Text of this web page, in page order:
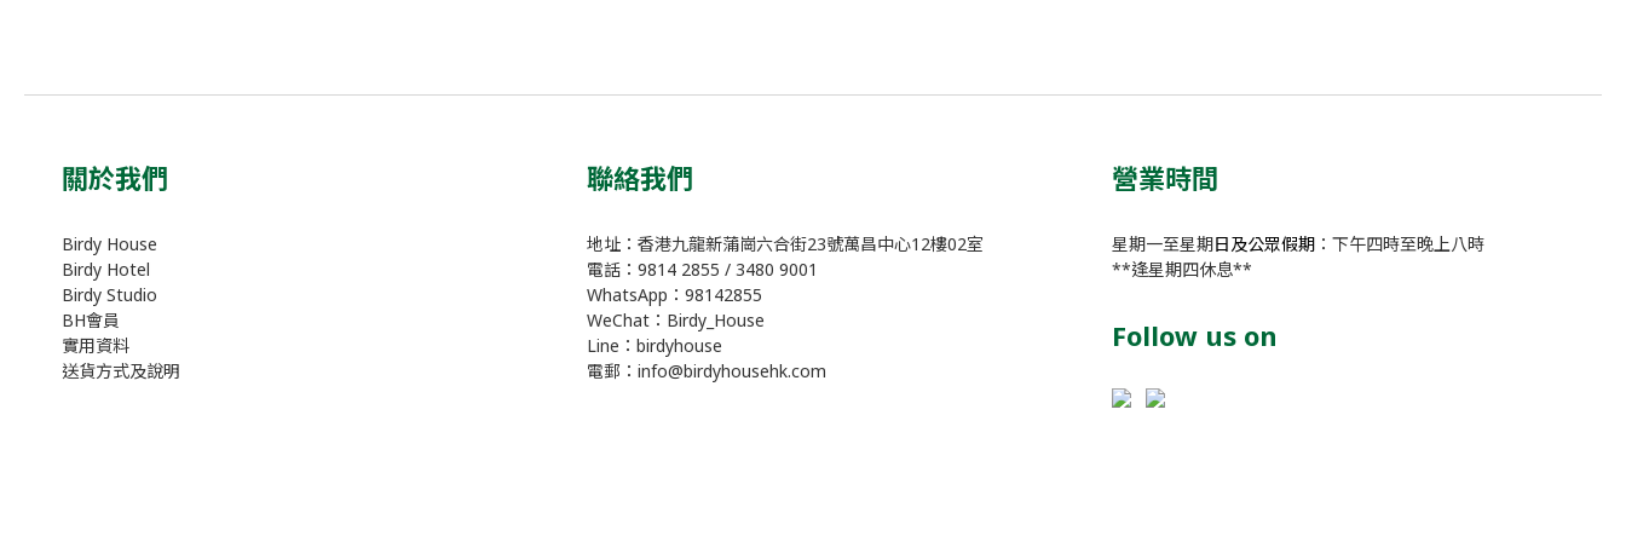
關於我們
Birdy House
Birdy Hotel
Birdy Studio
BH會員
實用資料
送貨方式及說明
聯絡我們
地址：香港九龍新蒲崗六合街23號萬昌中心12樓02室
電話：9814 2855 / 3480 9001
WhatsApp：98142855
WeChat：Birdy_House
Line：birdyhouse
電郵：info@birdyhousehk.com
營業時間
星期一至星期日及公眾假期 ：下午四時至晚上八時
**逢星期四休息**
Follow us on